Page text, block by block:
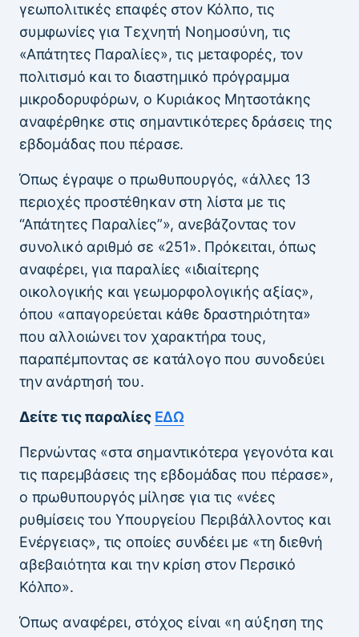
γεωπολιτικές επαφές στον Κόλπο, τις
συμφωνίες για Τεχνητή Νοημοσύνη, τις
«Απάτητες Παραλίες», τις μεταφορές, τον
πολιτισμό και το διαστημικό πρόγραμμα
μικροδορυφόρων, ο Κυριάκος Μητσοτάκης
αναφέρθηκε στις σημαντικότερες δράσεις της
εβδομάδας που πέρασε.
Όπως έγραψε ο πρωθυπουργός, «άλλες 13
περιοχές προστέθηκαν στη λίστα με τις
“Απάτητες Παραλίες”», ανεβάζοντας τον
συνολικό αριθμό σε «251». Πρόκειται, όπως
αναφέρει, για παραλίες «ιδιαίτερης
οικολογικής και γεωμορφολογικής αξίας»,
όπου «απαγορεύεται κάθε δραστηριότητα»
που αλλοιώνει τον χαρακτήρα τους,
παραπέμποντας σε κατάλογο που συνοδεύει
την ανάρτησή του.
Δείτε τις παραλίες ΕΔΩ
Περνώντας «στα σημαντικότερα γεγονότα και
τις παρεμβάσεις της εβδομάδας που πέρασε»,
ο πρωθυπουργός μίλησε για τις «νέες
ρυθμίσεις του Υπουργείου Περιβάλλοντος και
Ενέργειας», τις οποίες συνδέει με «τη διεθνή
αβεβαιότητα και την κρίση στον Περσικό
Κόλπο».
Όπως αναφέρει, στόχος είναι «η αύξηση της